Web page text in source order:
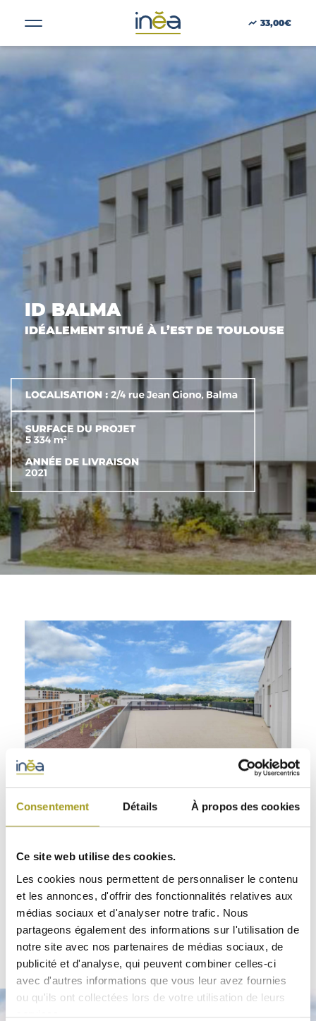
Consentement Détails À propos des cookies
Ce site web utilise des cookies.
Les cookies nous permettent de personnaliser le contenu
et les annonces, d'offrir des fonctionnalités relatives aux
médias sociaux et d'analyser notre trafic. Nous
partageons également des informations sur l'utilisation de
notre site avec nos partenaires de médias sociaux, de
publicité et d'analyse, qui peuvent combiner celles-ci
avec d'autres informations que vous leur avez fournies
ou qu'ils ont collectées lors de votre utilisation de leurs
services.
33,00€
ACTUS
INVESTISSEURS
PORTE-DOCUMENTS
GREEN BUILDING
RÉGIONS
ACTIFS
CONTACT
ID BALMA
IDÉALEMENT SITUÉ À L’EST DE TOULOUSE
© Inea
IDÉALEMENT
DESSERVI
respectivement en 2015 et 2017. L’un d’entre eux bénéficie
à l’est de l’agglomération toulousaine, dans l’éco-quartier
Vidailhan, sur la dynamique ZAC Balma Gramont. Son
accessibilité est facilitée par la proximité du métro, d’un
important réseau de bus, de la rocade et du réseau
autoroutier.